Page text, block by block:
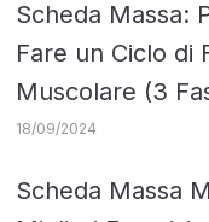
Scheda Massa:
Fare un Ciclo di
Muscolare (3
18/09/2024
Scheda Massa